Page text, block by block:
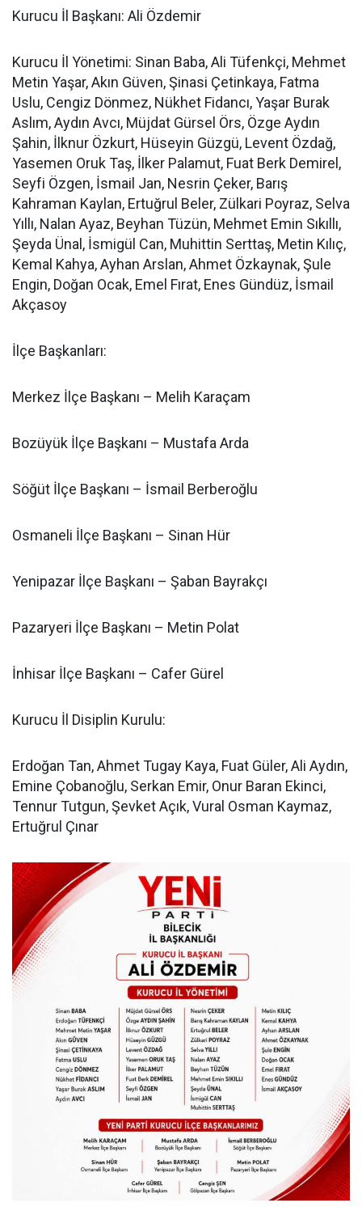
Kurucu İl Başkanı: Ali Özdemir
Kurucu İl Yönetimi: Sinan Baba, Ali Tüfenkçi, Mehmet
Metin Yaşar, Akın Güven, Şinasi Çetinkaya, Fatma
Uslu, Cengiz Dönmez, Nükhet Fidancı, Yaşar Burak
Aslım, Aydın Avcı, Müjdat Gürsel Örs, Özge Aydın
Şahin, İlknur Özkurt, Hüseyin Güzgü, Levent Özdağ,
Yasemen Oruk Taş, İlker Palamut, Fuat Berk Demirel,
Seyfi Özgen, İsmail Jan, Nesrin Çeker, Barış
Kahraman Kaylan, Ertuğrul Beler, Zülkari Poyraz, Selva
Yıllı, Nalan Ayaz, Beyhan Tüzün, Mehmet Emin Sıkıllı,
Şeyda Ünal, İsmigül Can, Muhittin Serttaş, Metin Kılıç,
Kemal Kahya, Ayhan Arslan, Ahmet Özkaynak, Şule
Engin, Doğan Ocak, Emel Fırat, Enes Gündüz, İsmail
Akçasoy
İlçe Başkanları:
Merkez İlçe Başkanı – Melih Karaçam
Bozüyük İlçe Başkanı – Mustafa Arda
Söğüt İlçe Başkanı – İsmail Berberoğlu
Osmaneli İlçe Başkanı – Sinan Hür
Yenipazar İlçe Başkanı – Şaban Bayrakçı
Pazaryeri İlçe Başkanı – Metin Polat
İnhisar İlçe Başkanı – Cafer Gürel
Kurucu İl Disiplin Kurulu:
Erdoğan Tan, Ahmet Tugay Kaya, Fuat Güler, Ali Aydın,
Emine Çobanoğlu, Serkan Emir, Onur Baran Ekinci,
Tennur Tutgun, Şevket Açık, Vural Osman Kaymaz,
Ertuğrul Çınar